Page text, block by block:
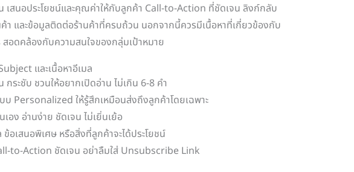
เสนอประโยชน์และคุณค่าให้กับลูกค้า Call-to-Action ที่ชัดเจน ลิงก์กลับ
ค้า และข้อมูลติดต่อร้านค้าที่ครบถ้วน นอกจากนี้ควรมีเนื้อหาที่เกี่ยวข้องกับ
อดคล้องกับความสนใจของกลุ่มเป้าหมาย
และเนื้อหาอีเมล
กระชับ ชวนให้อยากเปิดอ่าน ไม่เกิน 6-8 คำ
บ Personalized ให้รู้สึกเหมือนส่งถึงลูกค้าโดยเฉพาะ
เอง อ่านง่าย ชัดเจน ไม่เยิ่นเย้อ
ข้อเสนอพิเศษ หรือสิ่งที่ลูกค้าจะได้ประโยชน์
to-Action ชัดเจน อย่าลืมใส่ Unsubscribe Link